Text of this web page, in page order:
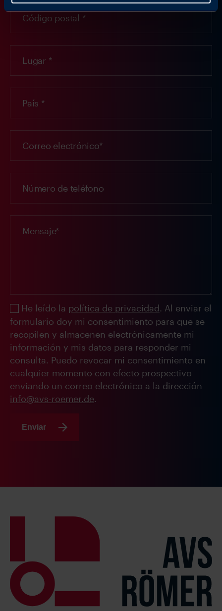
He leído la política de privacidad. Al enviar el
formulario doy mi consentimiento para que se
recopilen y almacenen electrónicamente mi
información y mis datos para responder mi
consulta. Puedo revocar mi consentimiento en
cualquier momento con efecto prospectivo
enviando un correo electrónico a la dirección
info@avs-roemer.de.
Enviar